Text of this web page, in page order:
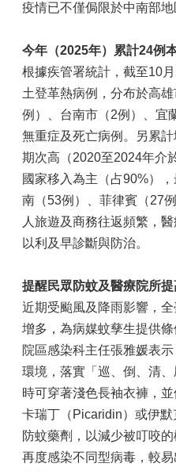
疫情已不僅侷限於中南部地
今年（2025年）累計24例
根據疾管署統計，截至10
土登革熱病例，分布於高
例）、台南市（2例）、宜
無重症及死亡病例。另累
期次高（2020至2024年介
國家移入為主（占90%）
南（53例）、菲律賓（27
人旅遊及商務往返頻繁，
以利及早診斷與防治。
提醒民眾防蚊及醫療院所
近期受颱風及降雨影響，
增多，為病媒蚊孳生提供
院區感染科主任張雅媛表
環境，落實「巡、倒、清
時可穿著淺色長袖衣褲，
卡瑞丁（Picaridin）或伊
防蚊藥劑，以減少被叮咬
再度感染不同型病毒，較